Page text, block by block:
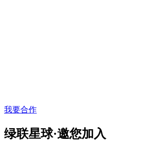
我要合作
绿联星球·邀您加入